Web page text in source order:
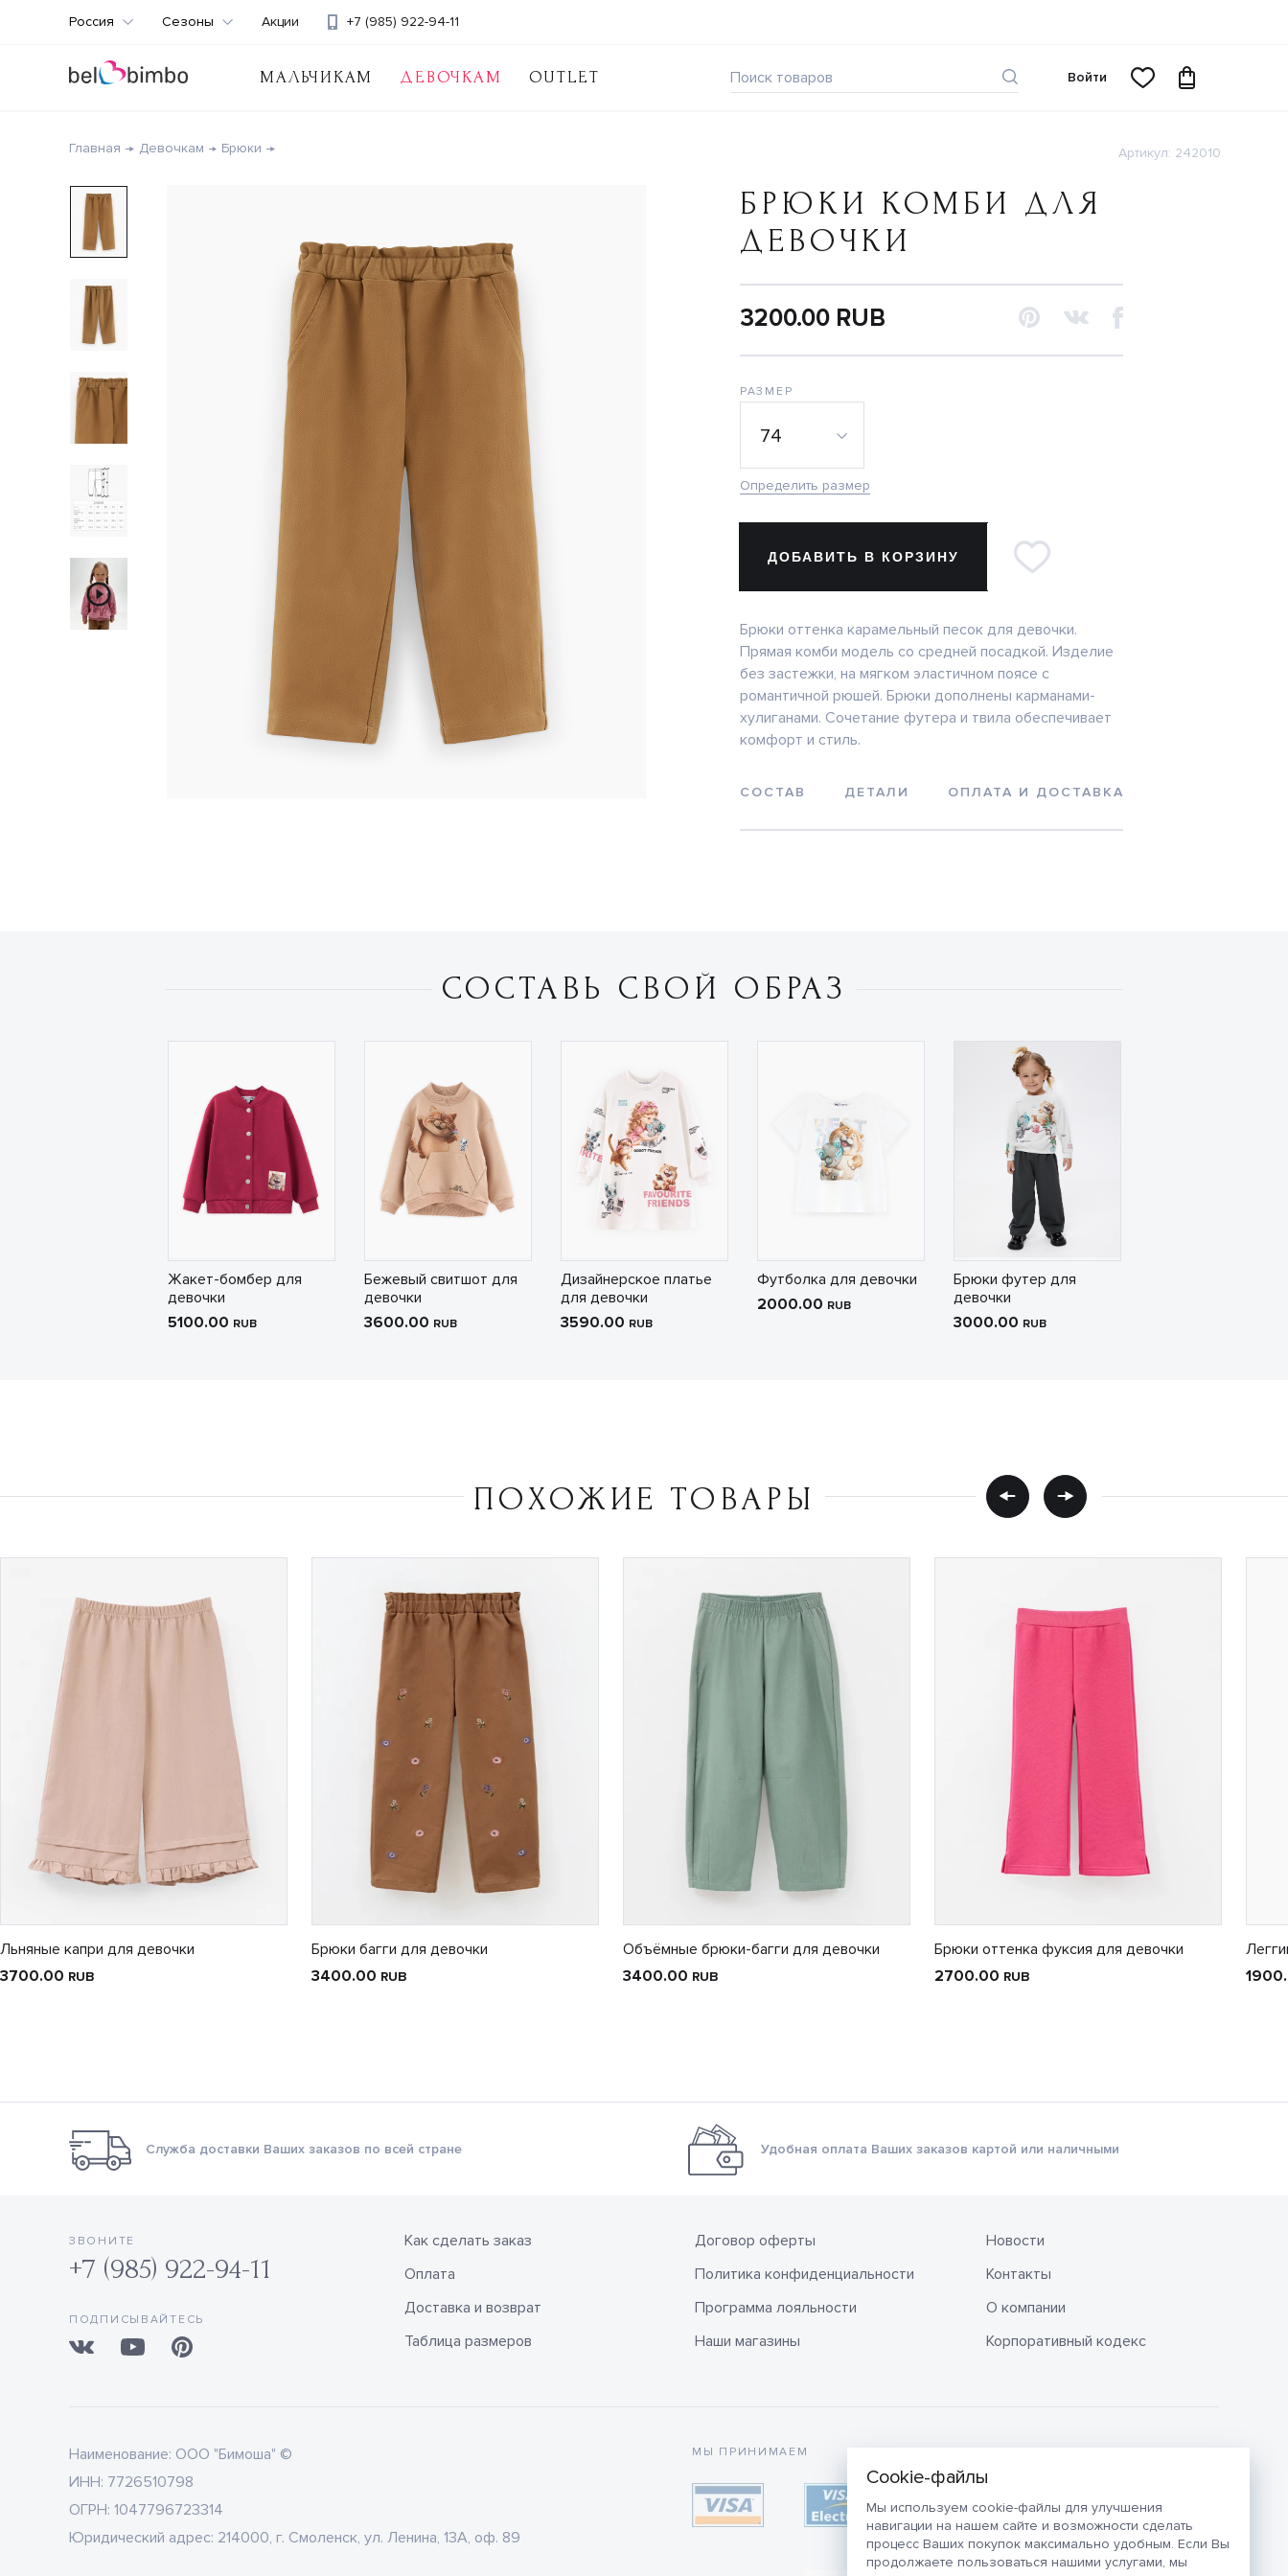
Мы используем cookie-файлы для улучшения
навигации на нашем сайте и возможности сделать
процесс Ваших покупок максимально удобным. Если Вы
продолжаете пользоваться нашими услугами, мы
МАЛЬЧИКАМ ДЕВОЧКАМ OUTLET
+7 (985) 922-94-11
Россия Сезоны Акции
Войти
Главная Девочкам Брюки Артикул: 242010
БРЮКИ КОМБИ ДЛЯ
ДЕВОЧКИ
3200.00 RUB
РАЗМЕР
74
Определить размер
ДОБАВИТЬ В КОРЗИНУ
Брюки оттенка карамельный песок для девочки.
Прямая комби модель со средней посадкой. Изделие
без застежки, на мягком эластичном поясе с
романтичной рюшей. Брюки дополнены карманами-
хулиганами. Сочетание футера и твила обеспечивает
комфорт и стиль.
СОСТАВ ДЕТАЛИ ОПЛАТА И ДОСТАВКА
СОСТАВЬ СВОЙ ОБРАЗ
Жакет-бомбер для
девочки
5100.00 RUB
Бежевый свитшот для
девочки
3600.00 RUB
Дизайнерское платье
для девочки
3590.00 RUB
Футболка для девочки
2000.00 RUB
Брюки футер для
девочки
3000.00 RUB
ПОХОЖИЕ ТОВАРЫ
Льняные капри для девочки
3700.00 RUB
Брюки багги для девочки
3400.00 RUB
Объёмные брюки-багги для девочки
3400.00 RUB
Брюки оттенка фуксия для девочки
2700.00 RUB
Служба доставки Ваших заказов по всей стране Удобная оплата Ваших заказов картой или наличными
ЗВОНИТЕ
+7 (985) 922-94-11
ПОДПИСЫВАЙТЕСЬ
Как сделать заказ
Оплата
Доставка и возврат
Таблица размеров
Договор оферты
Политика конфиденциальности
Программа лояльности
Наши магазины
Новости
Контакты
О компании
Корпоративный кодекс
Наименование: ООО "Бимоша" ©
ИНН: 7726510798
ОГРН: 1047796723314
Юридический адрес: 214000, г. Смоленск, ул. Ленина, 13А, оф. 89
МЫ ПРИНИМАЕМ